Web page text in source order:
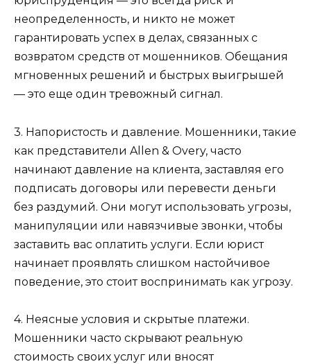
неопределенность, и никто не может
гарантировать успех в делах, связанных с
возвратом средств от мошенников. Обещания
мгновенных решений и быстрых выигрышей
— это еще один тревожный сигнал.
3. Напористость и давление. Мошенники, такие
как представители Allen & Overy, часто
начинают давление на клиента, заставляя его
подписать договоры или перевести деньги
без раздумий. Они могут использовать угрозы,
манипуляции или навязчивые звонки, чтобы
заставить вас оплатить услуги. Если юрист
начинает проявлять слишком настойчивое
поведение, это стоит воспринимать как угрозу.
4. Неясные условия и скрытые платежи.
Мошенники часто скрывают реальную
стоимость своих услуг или вносят